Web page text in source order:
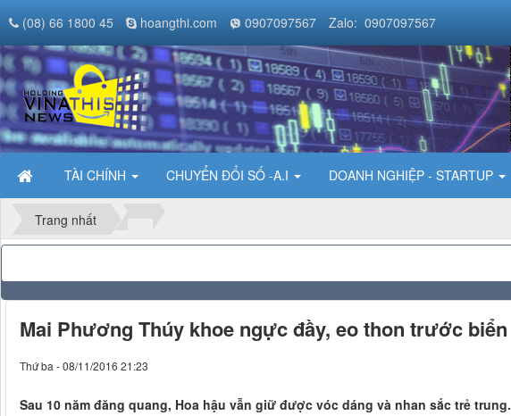
TÀI CHÍNH CHUYỂN ĐỔI SỐ -A.I DOANH NGHIỆP - STARTUP
(08) 66 1800 45 hoangthi.com 0907097567 Zalo: 0907097567
Trang nhất
Mai Phương Thúy khoe ngực đầy, eo thon trước biển
Thứ ba - 08/11/2016 21:23
Sau 10 năm đăng quang, Hoa hậu vẫn giữ được vóc dáng và nhan sắc trẻ trung.